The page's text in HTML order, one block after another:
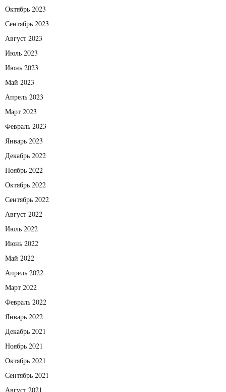
Октябрь 2023
Сентябрь 2023
Август 2023
Июль 2023
Июнь 2023
Май 2023
Апрель 2023
Март 2023
Февраль 2023
Январь 2023
Декабрь 2022
Ноябрь 2022
Октябрь 2022
Сентябрь 2022
Август 2022
Июль 2022
Июнь 2022
Май 2022
Апрель 2022
Март 2022
Февраль 2022
Январь 2022
Декабрь 2021
Ноябрь 2021
Октябрь 2021
Сентябрь 2021
Август 2021